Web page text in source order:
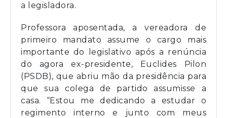
a legisladora.
Professora aposentada, a vereadora de
primeiro mandato assume o cargo mais
importante do legislativo após a renúncia
do agora ex-presidente, Euclides Pilon
(PSDB), que abriu mão da presidência para
que sua colega de partido assumisse a
casa. “Estou me dedicando a estudar o
regimento interno e junto com meus